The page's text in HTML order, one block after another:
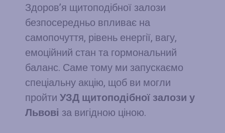
Здоров’я щитоподібної залози
безпосередньо впливає на
самопочуття, рівень енергії, вагу,
емоційний стан та гормональний
баланс. Саме тому ми запускаємо
спеціальну акцію, щоб ви могли
пройти УЗД щитоподібної залози у
Львові за вигідною ціною.